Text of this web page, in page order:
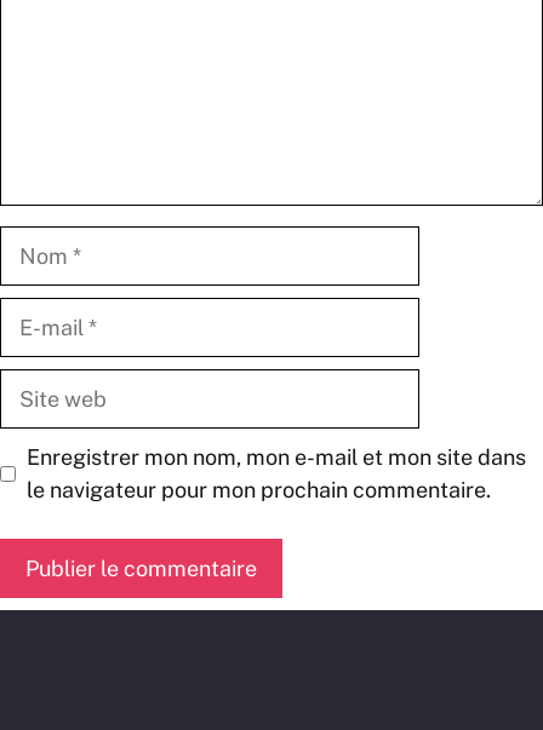
Enregistrer mon nom, mon e-mail et mon site dans
le navigateur pour mon prochain commentaire.